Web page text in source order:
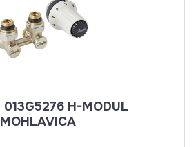
013G5276 H-MODUL